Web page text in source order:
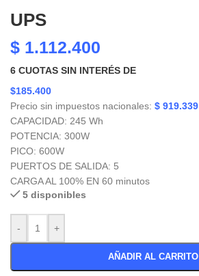
UPS
$ 1.112.400
6 CUOTAS SIN INTERÉS DE
$185.400
Precio sin impuestos nacionales: $ 919.339
CAPACIDAD: 245 Wh
POTENCIA: 300W
PICO: 600W
PUERTOS DE SALIDA: 5
CARGA AL 100% EN 60 minutos
5 disponibles
- +
AÑADIR AL CARRITO